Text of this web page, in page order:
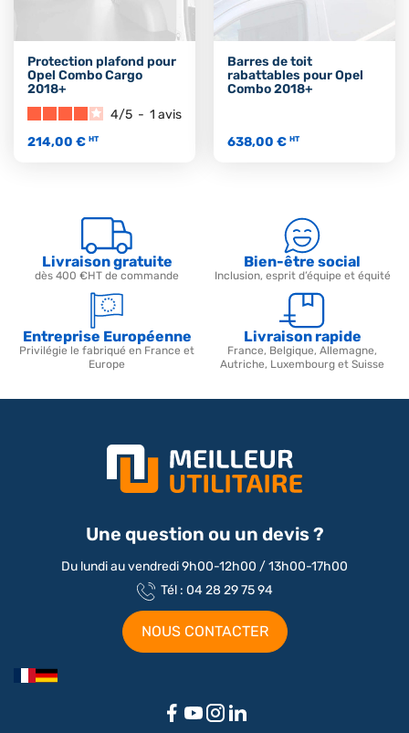
Protection plafond pour
Opel Combo Cargo
2018+
4/5 - 1 avis
214,00 € HT
Barres de toit
rabattables pour Opel
Combo 2018+
638,00 € HT
Livraison gratuite
dès 400 €HT de commande
Bien-être social
Inclusion, esprit d’équipe et équité
Entreprise Européenne
Privilégie le fabriqué en France et
Europe
Livraison rapide
France, Belgique, Allemagne,
Autriche, Luxembourg et Suisse
Une question ou un devis ?
Du lundi au vendredi 9h00-12h00 / 13h00-17h00
Tél : 04 28 29 75 94
NOUS CONTACTER